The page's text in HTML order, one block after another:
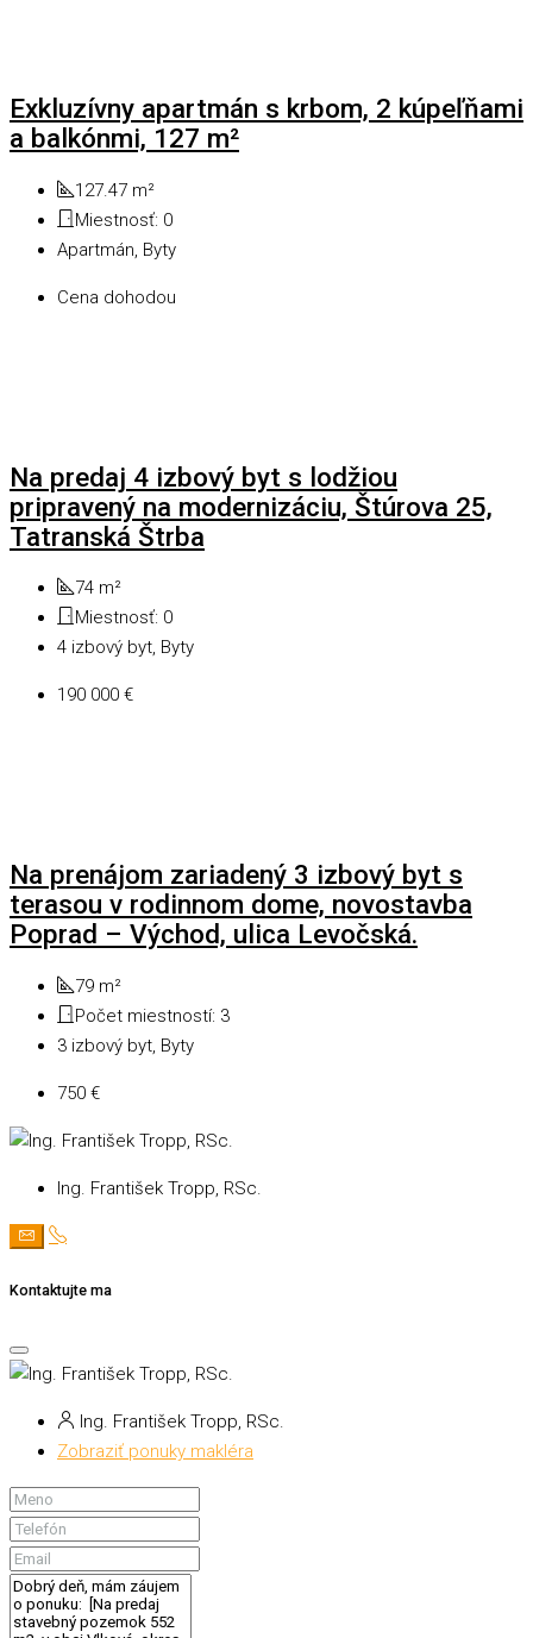
Exkluzívny apartmán s krbom, 2 kúpeľňami
a balkónmi, 127 m²
127.47 m²
Miestnosť: 0
Apartmán, Byty
Cena dohodou
Na predaj 4 izbový byt s lodžiou
pripravený na modernizáciu, Štúrova 25,
Tatranská Štrba
74 m²
Miestnosť: 0
4 izbový byt, Byty
190 000 €
Na prenájom zariadený 3 izbový byt s
terasou v rodinnom dome, novostavba
Poprad – Východ, ulica Levočská.
79 m²
Počet miestností: 3
3 izbový byt, Byty
750 €
Ing. František Tropp, RSc.
Kontaktujte ma
Ing. František Tropp, RSc.
Zobraziť ponuky makléra